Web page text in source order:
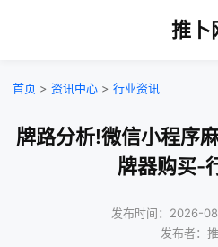
推卜
首页 > 资讯中心 > 行业资讯
牌路分析!微信小程序
牌器购买-
发布时间：2026-
发布者：